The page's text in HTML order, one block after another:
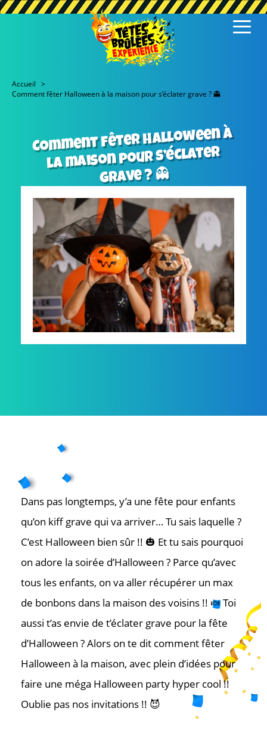
Accueil
Comment fêter Halloween à la maison pour s’éclater grave ? 👻
Comment fêter Halloween à
la maison pour s’éclater
grave ? 👻
Dans pas longtemps, y’a une fête pour enfants
qu’on kiff grave qui va arriver… Tu sais laquelle ?
C’est Halloween bien sûr !! 🎃 Et tu sais pourquoi
on adore la soirée d’Halloween ? Parce qu’avec
tous les enfants, on va aller récupérer un max
de bonbons dans la maison des voisins !! 🍬 Toi
aussi t’as envie de t’éclater grave pour la fête
d’Halloween ? Alors on te dit comment fêter
Halloween à la maison, avec plein d’idées pour
faire une méga Halloween party hyper cool !!
Oublie pas nos invitations !! 😈